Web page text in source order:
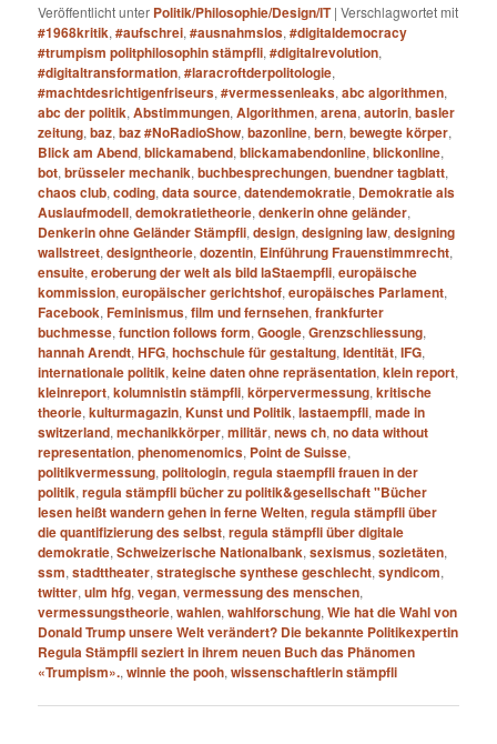
Veröffentlicht unter Politik/Philosophie/Design/IT |Verschlagwortet mit
#1968kritik,#aufschrei,#ausnahmslos,#digitaldemocracy
#trumpism politphilosophin stämpfli,#digitalrevolution,
#digitaltransformation,#laracroftderpolitologie,
#machtdesrichtigenfriseurs,#vermessenleaks,abc algorithmen,
abc der politik,Abstimmungen,Algorithmen,arena,autorin,basler
zeitung,baz,baz #NoRadioShow,bazonline,bern,bewegte körper,
Blick am Abend,blickamabend,blickamabendonline,blickonline,
bot,brüsseler mechanik,buchbesprechungen,buendner tagblatt,
chaos club,coding,data source,datendemokratie, Demokratie als
Auslaufmodell,demokratietheorie,denkerin ohne geländer,
Denkerin ohne Geländer Stämpfli,design,designing law,designing
wallstreet,designtheorie,dozentin, Einführung Frauenstimmrecht,
ensuite,eroberung der welt als bild laStaempfli,europäische
kommission,europäischer gerichtshof,europäisches Parlament,
Facebook,Feminismus,film und fernsehen,frankfurter
buchmesse,function follows form,Google,Grenzschliessung,
hannah Arendt,HFG,hochschule für gestaltung,Identität,IFG,
internationale politik,keine daten ohne repräsentation,klein report,
kleinreport,kolumnistin stämpfli,körpervermessung,kritische
theorie,kulturmagazin,Kunst und Politik,lastaempfli,made in
switzerland,mechanikkörper,militär,news ch,no data without
representation,phenomenomics, Point de Suisse,
politikvermessung,politologin,regula staempfli frauen in der
politik,regula stämpfli bücher zu politik&gesellschaft "Bücher
lesen heißt wandern gehen in ferne Welten,regula stämpfli über
die quantifizierung des selbst,regula stämpfli über digitale
demokratie,Schweizerische Nationalbank,sexismus,sozietäten,
ssm,stadttheater,strategische synthese geschlecht,syndicom,
twitter,ulm hfg,vegan,vermessung des menschen,
vermessungstheorie,wahlen,wahlforschung,Wie hat die Wahl von
Donald Trump unsere Welt verändert? Die bekannte Politikexpertin
Regula Stämpfli seziert in ihrem neuen Buch das Phänomen
«Trumpism».,winnie the pooh,wissenschaftlerin stämpfli